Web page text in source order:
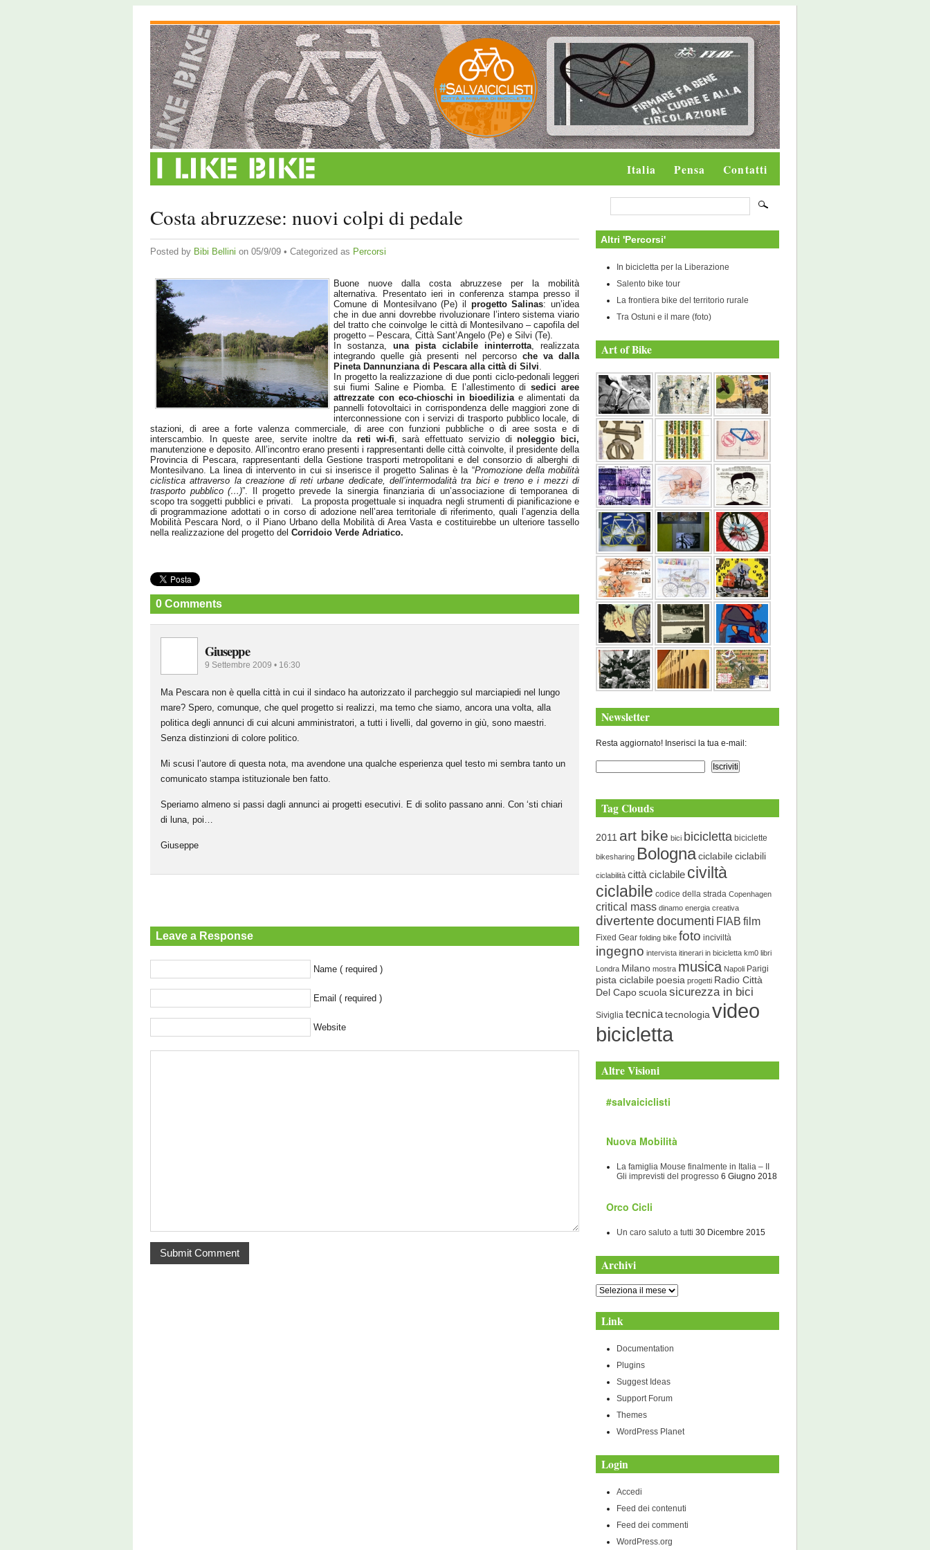
Italia Pensa Contatti
Costa abruzzese: nuovi colpi di pedale
Posted by Bibi Bellini on 05/9/09 • Categorized as Percorsi
Buone nuove dalla costa abruzzese per la mobilità
alternativa. Presentato ieri in conferenza stampa presso il
Comune di Montesilvano (Pe) il progetto Salinas: un’idea
che in due anni dovrebbe rivoluzionare l’intero sistema viario
del tratto che coinvolge le città di Montesilvano – capofila del
progetto – Pescara, Città Sant’Angelo (Pe) e Silvi (Te).
In sostanza,una pista ciclabile ininterrotta, realizzata
integrando quelle già presenti nel percorso che va dalla
Pineta Dannunziana di Pescara alla città di Silvi.
In progetto la realizzazione di due ponti ciclo-pedonali leggeri
sui fiumi Saline e Piomba. E l’allestimento disedici aree
attrezzate con eco-chioschi in bioediliziae alimentati da
pannelli fotovoltaici in corrispondenza delle maggiori zone di
interconnessione con i servizi di trasporto pubblico locale, di
stazioni, di aree a forte valenza commerciale, di aree con funzioni pubbliche o di aree sosta e di
interscambio. In queste aree, servite inoltre da reti wi-fi, sarà effettuato servizio dinoleggio bici,
manutenzione e deposito. All’incontro erano presenti i rappresentanti delle città coinvolte, il presidente della
Provincia di Pescara, rappresentanti della Gestione trasporti metropolitani e del consorzio di alberghi di
Montesilvano. La linea di intervento in cui si inserisce il progetto Salinas è la “Promozione della mobilità
ciclistica attraverso la creazione di reti urbane dedicate, dell’intermodalità tra bici e treno e i mezzi di
trasporto pubblico (…)”. Il progetto prevede la sinergia finanziaria di un’associazione di temporanea di
scopo tra soggetti pubblici e privati. La proposta progettuale si inquadra negli strumenti di pianificazione e
di programmazione adottati o in corso di adozione nell’area territoriale di riferimento, quali l’agenzia della
Mobilità Pescara Nord, o il Piano Urbano della Mobilità di Area Vasta e costituirebbe un ulteriore tassello
nella realizzazione del progetto del Corridoio Verde Adriatico.
0 Comments
Giuseppe
9 Settembre 2009 • 16:30
Ma Pescara non è quella città in cui il sindaco ha autorizzato il parcheggio sul marciapiedi nel lungo
mare? Spero, comunque, che quel progetto si realizzi, ma temo che siamo, ancora una volta, alla
politica degli annunci di cui alcuni amministratori, a tutti i livelli, dal governo in giù, sono maestri.
Senza distinzioni di colore politico.
Mi scusi l’autore di questa nota, ma avendone una qualche esperienza quel testo mi sembra tanto un
comunicato stampa istituzionale ben fatto.
Speriamo almeno si passi dagli annunci ai progetti esecutivi. E di solito passano anni. Con ‘sti chiari
di luna, poi…
Giuseppe
Leave a Response
Name ( required )
Email ( required )
Website
Altri 'Percorsi'
In bicicletta per la Liberazione
Salento bike tour
La frontiera bike del territorio rurale
Tra Ostuni e il mare (foto)
Art of Bike
Newsletter
Resta aggiornato! Inserisci la tua e-mail:
Tag Clouds
2011 art bike bici bicicletta biciclette
bikesharing Bolognaciclabile ciclabili
ciclabilità città ciclabile civiltà
ciclabile codice della strada Copenhagen
critical mass dinamo energia creativa
divertentedocumenti FIAB film
Fixed Gear folding bike foto inciviltà
ingegno intervista itinerari in bicicletta km0 libri
Londra Milano mostra musica Napoli Parigi
pista ciclabile poesia progetti Radio Città
Del Capo scuolasicurezza in bici
Siviglia tecnicatecnologiavideo
bicicletta
Altre Visioni
#salvaiciclisti
Nuova Mobilità
La famiglia Mouse finalmente in Italia – II
Gli imprevisti del progresso 6 Giugno 2018
Orco Cicli
Un caro saluto a tutti 30 Dicembre 2015
Archivi
Archivi
Link
Documentation
Plugins
Suggest Ideas
Support Forum
Themes
WordPress Planet
Login
Accedi
Feed dei contenuti
Feed dei commenti
WordPress.org